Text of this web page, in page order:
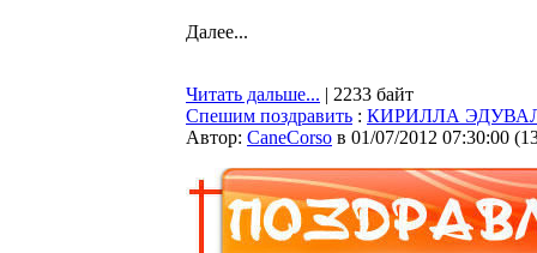
Далее...
Читать дальше... | 2233 байт
Спешим поздравить : КИРИЛЛА
Автор: CaneCorso в 01/07/2012 07:30:00 (